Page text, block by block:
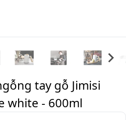
tay gỗ Jimisi
white - 600ml